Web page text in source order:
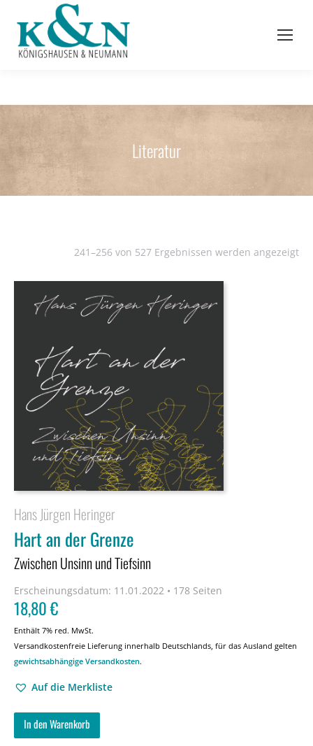
Literatur
241–256 von 527 Ergebnissen werden angezeigt
Hans Jürgen Heringer
Hart an der Grenze
Zwischen Unsinn und Tiefsinn
Erscheinungsdatum: 11.01.2022 • 178 Seiten
18,80€
Enthält 7% red. MwSt.
Versandkostenfreie Lieferung innerhalb Deutschlands, für das Ausland gelten
gewichtsabhängige Versandkosten.
Auf die Merkliste
In den Warenkorb